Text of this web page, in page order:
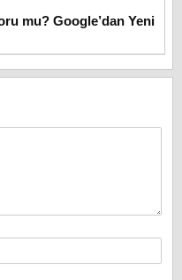
mu? Google’dan Yeni